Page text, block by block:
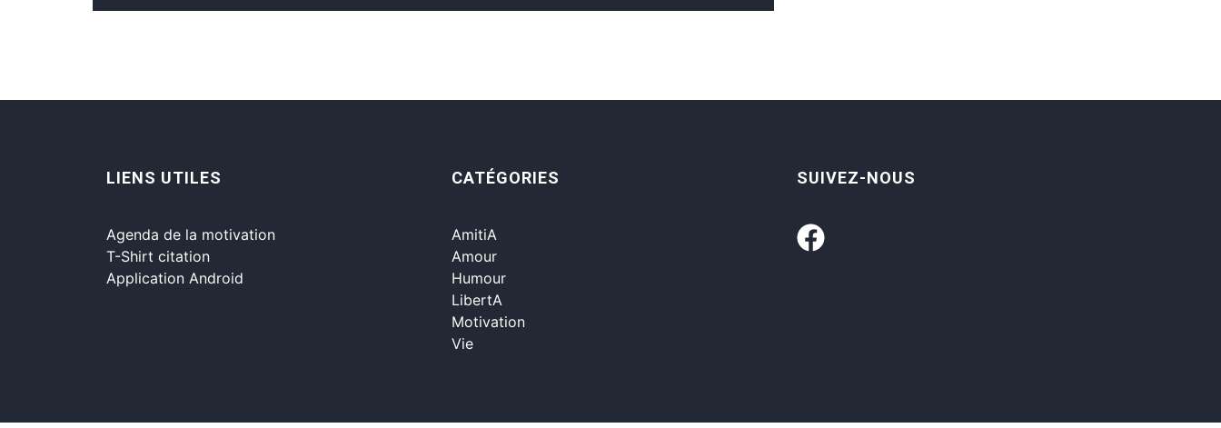
LIENS UTILES
Agenda de la motivation
T-Shirt citation
Application Android
CATÉGORIES
AmitiA
Amour
Humour
LibertA
Motivation
Vie
SUIVEZ-NOUS